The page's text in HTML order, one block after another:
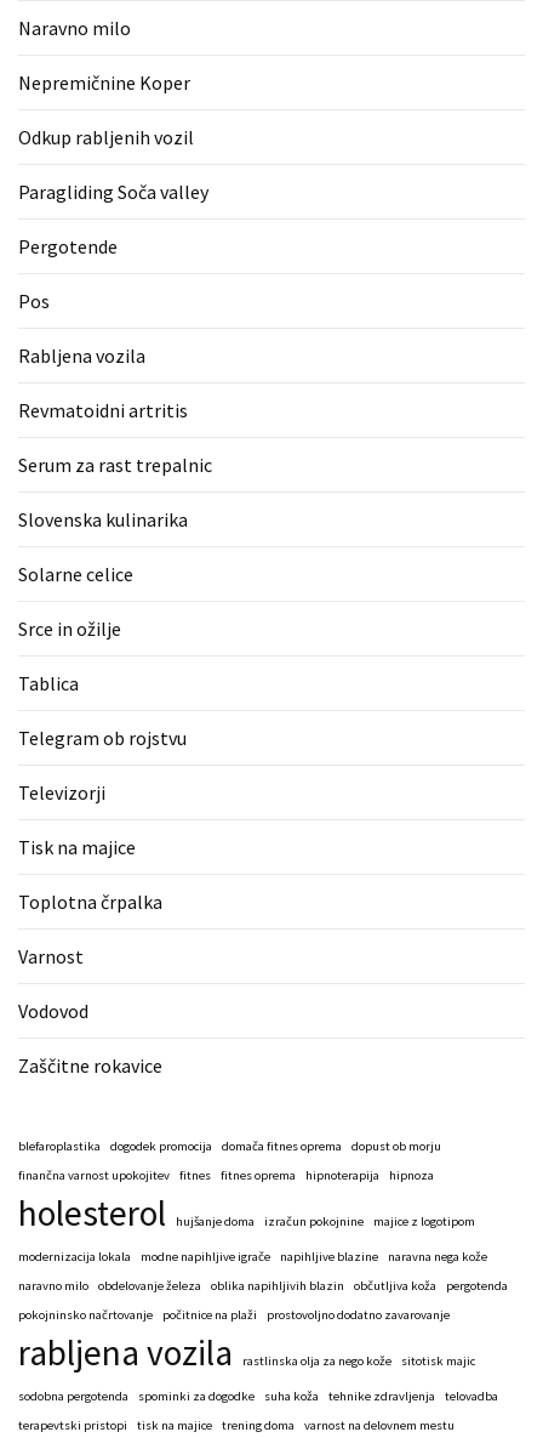
(1)Naravno milo
Nepremičnine Koper
Odkup rabljenih vozil
Paragliding Soča valley
Pergotende
Pos
Rabljena vozila
Revmatoidni artritis
Serum za rast trepalnic
Slovenska kulinarika
Solarne celice
Srce in ožilje
Tablica
Telegram ob rojstvu
Televizorji
Tisk na majice
Toplotna črpalka
Varnost
Vodovod
Zaščitne rokavice
blefaroplastika dogodek promocija domača fitnes oprema
dopust ob morju
finančna varnost upokojitev
fitnes fitnes oprema hipnoterapija hipnoza
holesterol hujšanje doma izračun pokojnine majice z logotipom
modernizacija lokala modne napihljive igrače napihljive blazine
naravna nega kože
naravno milo
obdelovanje železa oblika napihljivih blazin občutljiva koža
pergotenda
pokojninsko načrtovanje
počitnice na plaži prostovoljno dodatno zavarovanje
rabljena vozila rastlinska olja za nego kože sitotisk majic
sodobna pergotenda spominki za dogodke suha koža tehnike zdravljenja
telovadba
terapevtski pristopi
tisk na majice trening doma
varnost na delovnem mestu